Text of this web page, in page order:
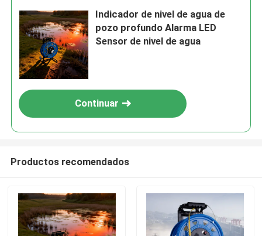
Indicador de nivel de agua de
pozo profundo Alarma LED
Sensor de nivel de agua
Continuar
Productos recomendados